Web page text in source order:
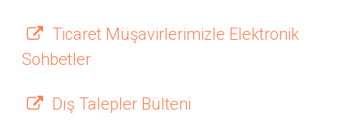
Ticaret Müşavirlerimizle Elektronik
Sohbetler
Dış Talepler Bülteni